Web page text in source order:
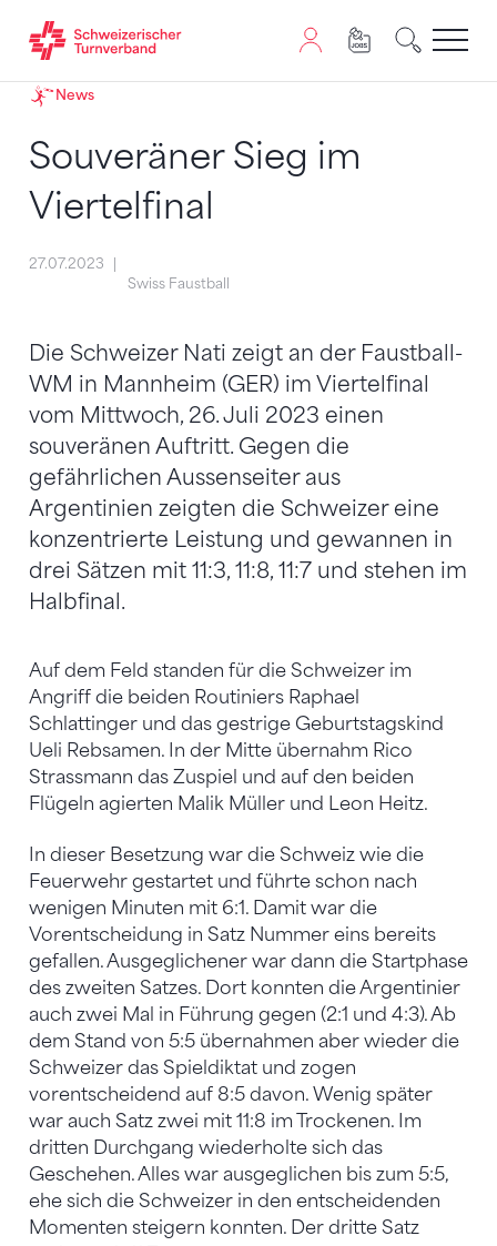
Zum Inhalt springen
Zur Sitemap navigieren
Zum Navigieren dieser Seite wird JavaScript benötigt.
News
Souveräner Sieg im
Viertelfinal
27.07.2023
Swiss Faustball
Die Schweizer Nati zeigt an der Faustball-
WM in Mannheim (GER) im Viertelfinal
vom Mittwoch, 26. Juli 2023 einen
souveränen Auftritt. Gegen die
gefährlichen Aussenseiter aus
Argentinien zeigten die Schweizer eine
konzentrierte Leistung und gewannen in
drei Sätzen mit 11:3, 11:8, 11:7 und stehen im
Halbfinal.
Auf dem Feld standen für die Schweizer im
Angriff die beiden Routiniers Raphael
Schlattinger und das gestrige Geburtstagskind
Ueli Rebsamen. In der Mitte übernahm Rico
Strassmann das Zuspiel und auf den beiden
Flügeln agierten Malik Müller und Leon Heitz.
In dieser Besetzung war die Schweiz wie die
Feuerwehr gestartet und führte schon nach
wenigen Minuten mit 6:1. Damit war die
Vorentscheidung in Satz Nummer eins bereits
gefallen. Ausgeglichener war dann die Startphase
des zweiten Satzes. Dort konnten die Argentinier
auch zwei Mal in Führung gegen (2:1 und 4:3). Ab
dem Stand von 5:5 übernahmen aber wieder die
Schweizer das Spieldiktat und zogen
vorentscheidend auf 8:5 davon. Wenig später
war auch Satz zwei mit 11:8 im Trockenen. Im
dritten Durchgang wiederholte sich das
Geschehen. Alles war ausgeglichen bis zum 5:5,
ehe sich die Schweizer in den entscheidenden
Momenten steigern konnten. Der dritte Satz